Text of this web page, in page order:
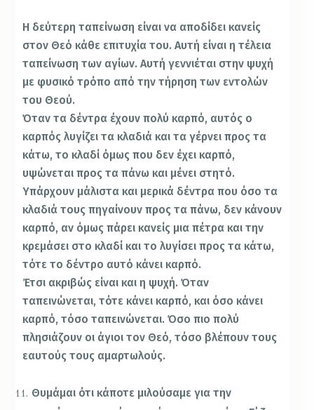
Η δεύτερη ταπείνωση είναι να αποδίδει κανείς
στον Θεό κάθε επιτυχία του. Αυτή είναι η τέλεια
ταπείνωση των αγίων. Αυτή γεννιέται στην ψυχή
με φυσικό τρόπο από την τήρηση των εντολών
του Θεού.
Όταν τα δέντρα έχουν πολύ καρπό, αυτός ο
καρπός λυγίζει τα κλαδιά και τα γέρνει προς τα
κάτω, το κλαδί όμως που δεν έχει καρπό,
υψώνεται προς τα πάνω και μένει στητό.
Υπάρχουν μάλιστα και μερικά δέντρα που όσο τα
κλαδιά τους πηγαίνουν προς τα πάνω, δεν κάνουν
καρπό, αν όμως πάρει κανείς μια πέτρα και την
κρεμάσει στο κλαδί και το λυγίσει προς τα κάτω,
τότε το δέντρο αυτό κάνει καρπό.
Έτσι ακριβώς είναι και η ψυχή. Όταν
ταπεινώνεται, τότε κάνει καρπό, και όσο κάνει
καρπό, τόσο ταπεινώνεται. Όσο πιο πολύ
πλησιάζουν οι άγιοι τον Θεό, τόσο βλέπουν τους
εαυτούς τους αμαρτωλούς.
Θυμάμαι ότι κάποτε μιλούσαμε για την